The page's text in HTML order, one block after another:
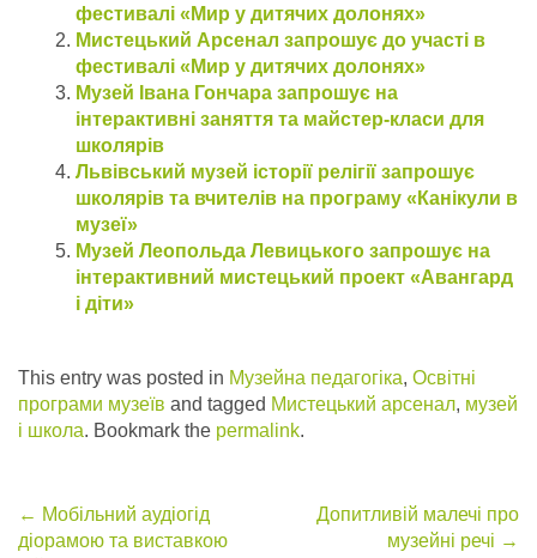
фестивалі «Мир у дитячих долонях»
Мистецький Арсенал запрошує до участі в
фестивалі «Мир у дитячих долонях»
Музей Івана Гончара запрошує на
інтерактивні заняття та майстер-класи для
школярів
Львівський музей історії релігії запрошує
школярів та вчителів на програму «Канікули в
музеї»
Музей Леопольда Левицького запрошує на
інтерактивний мистецький проект «Авангард
і діти»
This entry was posted in Музейна педагогіка, Освітні
програми музеїв and tagged Мистецький арсенал, музей
і школа. Bookmark the permalink.
Post
← Мобільний аудіогід
діорамою та виставкою
Допитливій малечі про
музейні речі →